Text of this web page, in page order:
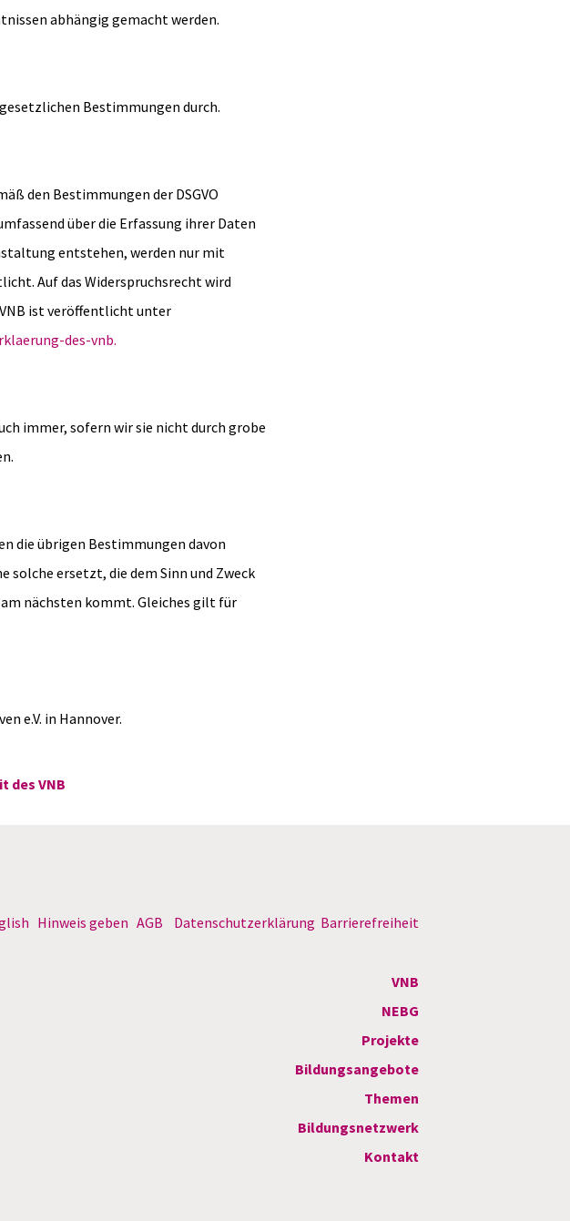
abhängig gemacht werden.
Bestimmungen durch.
den Bestimmungen der DSGVO
über die Erfassung ihrer Daten
entstehen, werden nur mit
Auf das Widerspruchsrecht wird
ist veröffentlicht unter
des-vnb.
immer, sofern wir sie nicht durch grobe
die übrigen Bestimmungen davon
ersetzt, die dem Sinn und Zweck
nächsten kommt. Gleiches gilt für
e.V. in Hannover.
des VNB
Hinweis geben AGB Datenschutzerklärung Barrierefreiheit
VNB
NEBG
Projekte
Bildungsangebote
Themen
Bildungsnetzwerk
Kontakt